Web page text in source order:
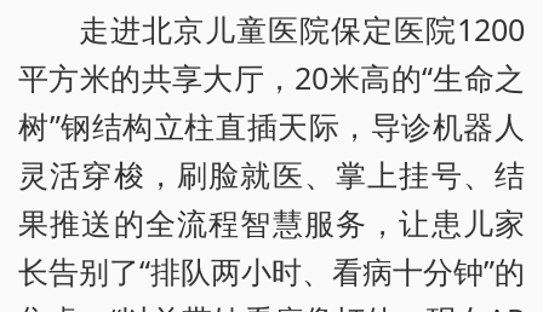
走进北京儿童医院保定医院1200
平方米的共享大厅，20米高的“生命之
树”钢结构立柱直插天际，导诊机器人
灵活穿梭，刷脸就医、掌上挂号、结
果推送的全流程智慧服务，让患儿家
长告别了“排队两小时、看病十分钟”的